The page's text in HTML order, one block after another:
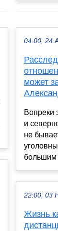
04:00, 24
может
Вопреки
и
не
большим
22:00, 03
Жизнь